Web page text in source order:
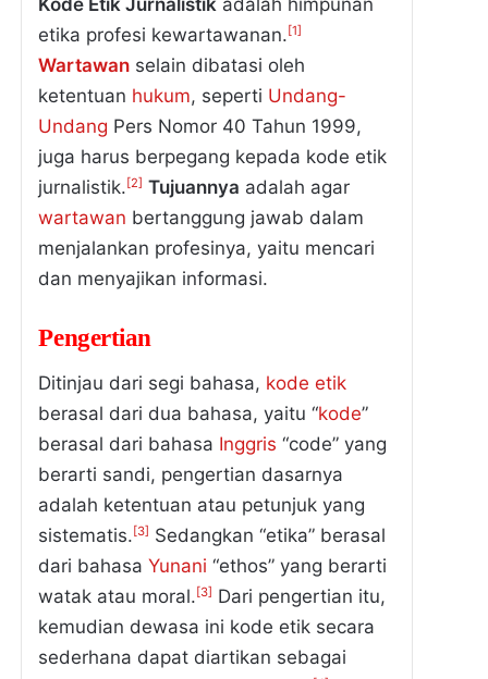
etika profesi kewartawanan.[1]
Wartawan selain dibatasi oleh
ketentuan hukum, seperti Undang-
Undang Pers Nomor 40 Tahun 1999,
juga harus berpegang kepada kode etik
jurnalistik.[2] Tujuannya adalah agar
wartawan bertanggung jawab dalam
menjalankan profesinya, yaitu mencari
dan menyajikan informasi.
Pengertian
Ditinjau dari segi bahasa, kode etik
berasal dari dua bahasa, yaitu “kode”
berasal dari bahasa Inggris “code” yang
berarti sandi, pengertian dasarnya
adalah ketentuan atau petunjuk yang
sistematis. [3] Sedangkan “etika” berasal
dari bahasaYunani “ethos” yang berarti
watak atau moral. [3] Dari pengertian itu,
kemudian dewasa ini kode etik secara
sederhana dapat diartikan sebagai